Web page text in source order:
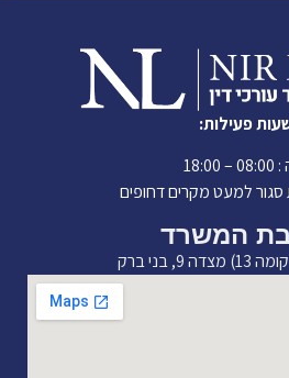
פעילות:
סגור למעט מקרים דחופים
המשרד